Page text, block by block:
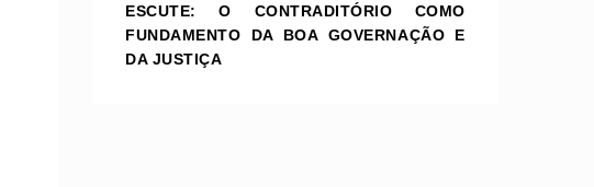
ESCUTE: O CONTRADITÓRIO COMO
FUNDAMENTO DA BOA GOVERNAÇÃO E
DA JUSTIÇA